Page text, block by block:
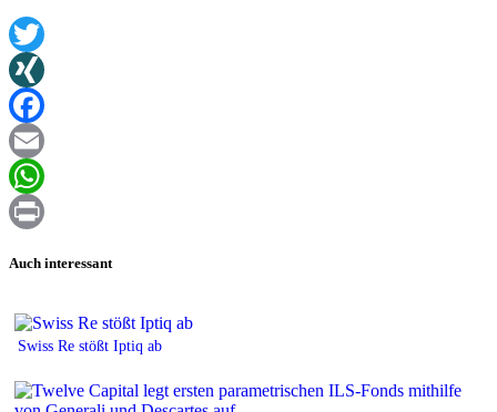
Twitter
XING
Facebook
Email
WhatsApp
Auch interessant
Swiss Re stößt Iptiq ab